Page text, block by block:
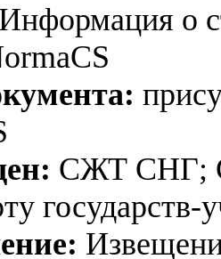
Информация о
СЖТ СНГ;